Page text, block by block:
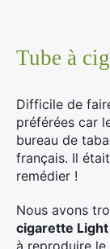
Tube à
Difficile de
préférées car
bureau de
français. Il
remédier !
Nous avons
cigarette
à reproduire le